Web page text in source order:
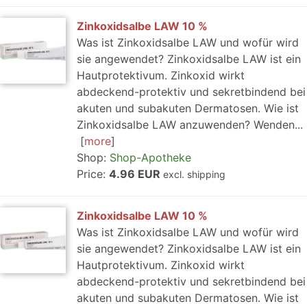
Zinkoxidsalbe LAW 10 %
Was ist Zinkoxidsalbe LAW und wofür wird
sie angewendet? Zinkoxidsalbe LAW ist ein
Hautprotektivum. Zinkoxid wirkt
abdeckend-protektiv und sekretbindend bei
akuten und subakuten Dermatosen. Wie ist
Zinkoxidsalbe LAW anzuwenden? Wenden...
more
Shop: Shop-Apotheke
Price: 4.96 EUR excl. shipping
Zinkoxidsalbe LAW 10 %
Was ist Zinkoxidsalbe LAW und wofür wird
sie angewendet? Zinkoxidsalbe LAW ist ein
Hautprotektivum. Zinkoxid wirkt
abdeckend-protektiv und sekretbindend bei
akuten und subakuten Dermatosen. Wie ist